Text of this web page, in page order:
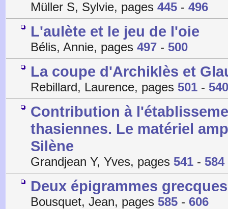
Müller S, Sylvie, pages 445 - 496
L'aulète et le jeu de l'oie
Bélis, Annie, pages 497 - 500
La coupe d'Archiklès et
Rebillard, Laurence, pages 501 - 540
Contribution à
thasiennes. Le matériel
Silène
Grandjean Y, Yves, pages 541 - 584
Deux épigrammes
Bousquet, Jean, pages 585 - 606